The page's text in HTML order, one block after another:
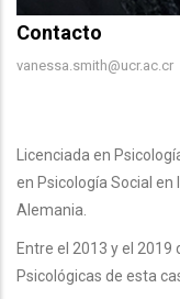
Contacto
Contacto
vanessa.smith@ucr.ac.cr
Body
Licenciada en
en Psicología Social en
Alemania.
Entre el 2013 y el
Psicológicas de esta